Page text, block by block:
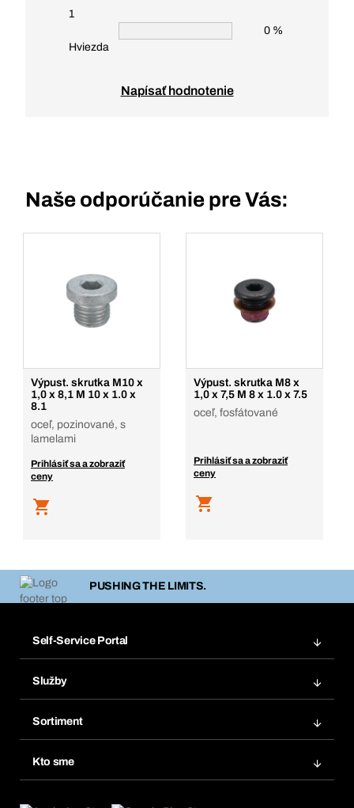
1
Hviezda
0 %
Napísať hodnotenie
Naše odporúčanie pre Vás:
Výpust. skrutka M10 x
1,0 x 8,1 M 10 x 1.0 x
8.1
oceľ, pozinované, s
lamelami
Prihlásiť sa a zobraziť
ceny
Výpust. skrutka M8 x
1,0 x 7,5 M 8 x 1.0 x 7.5
oceľ, fosfátované
Prihlásiť sa a zobraziť
ceny
PUSHING THE LIMITS.
Self-Service Portal
Obľúbené
Opakované objednávky
Predplatné
Služby
Chemická databáza
eProcurement
Sortiment
Kto sme